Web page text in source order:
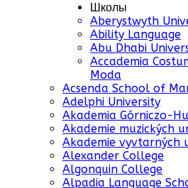
Школы
Aberystwyth
Ability Language
Abu Dhabi
Accademia
Moda
Acsenda School of
Adelphi University
Akademia Górniczo-
Akademie muzických
Akademie vyvtarných
Alexander College
Algonquin College
Alpadia Language